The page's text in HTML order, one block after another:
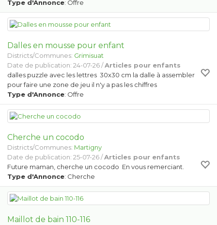
Type d'Annonce: Offre
Dalles en mousse pour enfant
Districts/Communes: Grimisuat
Date de publication: 24-07-26 /Articles pour enfants
dalles puzzle avec les lettres 30x30 cm la dalle à assembler
pour faire une zone de jeu il n'y a pas les chiffres
Type d'Annonce: Offre
Cherche un cocodo
Districts/Communes: Martigny
Date de publication: 25-07-26 /Articles pour enfants
Future maman, cherche un cocodo En vous remerciant.
Type d'Annonce: Cherche
Maillot de bain 110-116